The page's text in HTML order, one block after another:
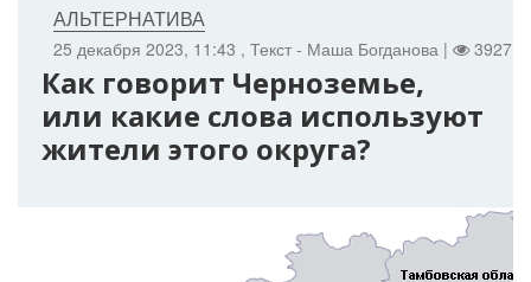
25 декабря 2023, 11:43 , Текст - Маша Богданова | 3927 |
АЛЬТЕРНАТИВА
Как говорит Черноземье,
или какие слова используют
жители этого округа?